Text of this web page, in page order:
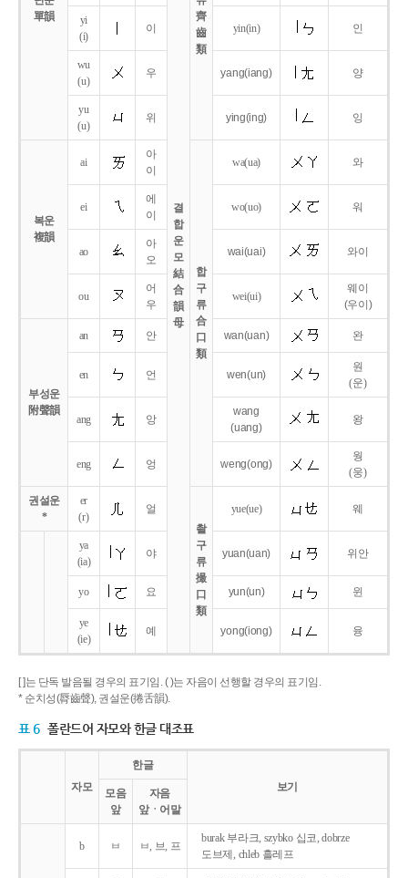
單韻
결
합
운
모
結
合
韻
母
齊
齒
類
yi
(i)
이 yin(in) 인
wu
(u)
우 yang(iang) 양
yu
(u)
위 ying(ing) 잉
복운
複韻
ai
아
이
합
구
류
合
口
類
wa(ua) 와
ei
에
이
wo(uo) 워
ao
아
오
wai(uai) 와이
ou
어
우
wei(ui)
웨이
(우이)
부성운
附聲韻
an 안 wan(uan) 완
en 언 wen(un)
원
(운)
ang 앙
wang
(uang)
왕
eng 엉 weng(ong)
웡
(웅)
권설운
*
er
(r)
얼
촬
구
류
撮
口
類
yue(ue) 웨
ya
(ia)
야 yuan(uan) 위안
yo 요 yun(un) 윈
ye
(ie)
예 yong(iong) 융
[ ]는 단독 발음될 경우의 표기임. ( )는 자음이 선행할 경우의 표기임.
* 순치성(脣齒聲), 권설운(捲舌韻).
표 6 폴란드어 자모와 한글 대조표
자모
한글
보기
모음
앞
자음
앞ㆍ어말
b ㅂ ㅂ, 브, 프
burak 부라크, szybko 십코, dobrze
도브제, chleb 흘레프